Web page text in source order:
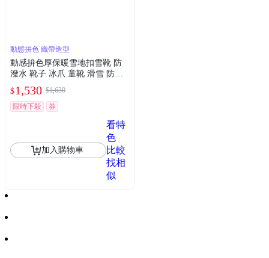
動態拚色 織帶造型
動感拚色厚保暖雪地扣雪靴 防
潑水 靴子 冰爪 童靴 滑雪 防雪
橘魔法 現貨【BB8940】
$1,530 $1,630
限時下殺
券
加入購物車
看特
色
比較
找相
似